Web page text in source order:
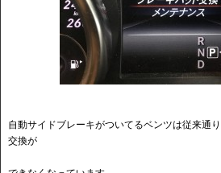
自動サイドブレーキがついてるベンツは従来通
交換が